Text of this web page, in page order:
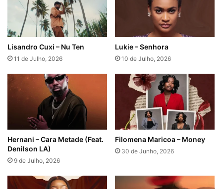
a
E
a
u
l
l
s
c
)
Lisandro Cuxi – Nu Ten
11 de Julho, 2026
Lukie – Senhora
10 de Julho, 2026
Hernani – Cara Metade (Feat.
Denilson LA)
9 de Julho, 2026
Filomena Maricoa – Money
30 de Junho, 2026